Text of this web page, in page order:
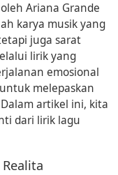
Ariana Grande
karya musik yang
juga sarat
lirik yang
emosional
melepaskan
artikel ini, kita
dari lirik lagu